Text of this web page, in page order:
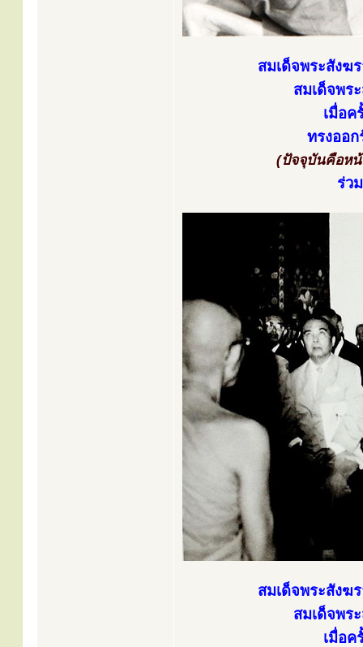
สมเด็จพระสังฆ
สมเด็จพร
เมื่อ
ทรงออ
(ปัจจุบันคือหน้
ร่ว
สมเด็จพระสังฆ
สมเด็จพร
เมื่อ